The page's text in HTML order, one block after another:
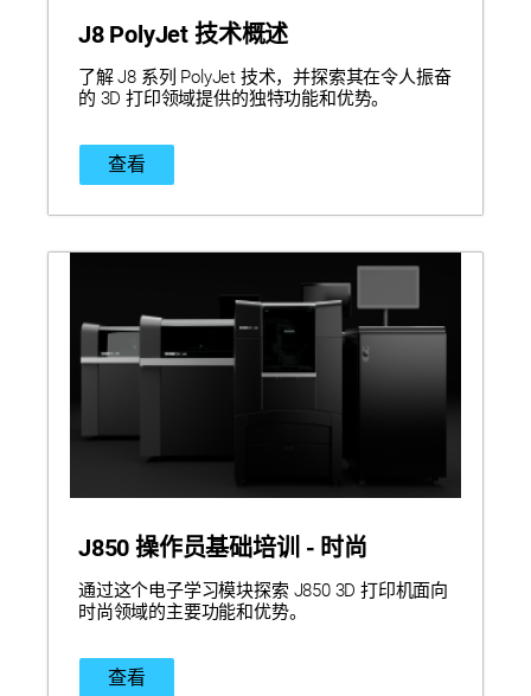
J8 PolyJet 技术概述
了解 J8 系列 PolyJet 技术，并探索其在令人振奋
的 3D 打印领域提供的独特功能和优势。
查看
J850 操作员基础培训 - 时尚
通过这个电子学习模块探索 J850 3D 打印机面向
时尚领域的主要功能和优势。
查看